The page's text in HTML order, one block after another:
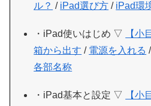
ル？ / iPad選び方 / iPad環
・iPad使いはじめ ▽
【小
箱から出す / 電源を入れる
各部名称
・iPad基本と設定 ▽ 【小